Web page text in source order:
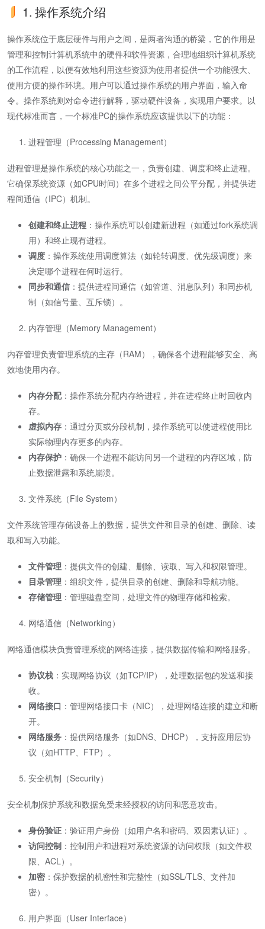
1. 操作系统介绍
操作系统位于底层硬件与用户之间，是两者沟通的桥梁，它的作用是
管理和控制计算机系统中的硬件和软件资源，合理地组织计算机系统
的工作流程，以便有效地利用这些资源为使用者提供一个功能强大、
使用方便的操作环境。用户可以通过操作系统的用户界面，输入命
令。操作系统则对命令进行解释，驱动硬件设备，实现用户要求。以
现代标准而言，一个标准PC的操作系统应该提供以下的功能：
进程管理（Processing Management）
进程管理是操作系统的核心功能之一，负责创建、调度和终止进程。
它确保系统资源（如CPU时间）在多个进程之间公平分配，并提供进
程间通信（IPC）机制。
创建和终止进程 ：操作系统可以创建新进程（如通过fork系统调
用）和终止现有进程。
调度 ：操作系统使用调度算法（如轮转调度、优先级调度）来
决定哪个进程在何时运行。
同步和通信 ：提供进程间通信（如管道、消息队列）和同步机
制（如信号量、互斥锁）。
内存管理（Memory Management）
内存管理负责管理系统的主存（RAM），确保各个进程能够安全、高
效地使用内存。
内存分配：操作系统分配内存给进程，并在进程终止时回收内
存。
虚拟内存 ：通过分页或分段机制，操作系统可以使进程使用比
实际物理内存更多的内存。
内存保护 ：确保一个进程不能访问另一个进程的内存区域，防
止数据泄露和系统崩溃。
文件系统（File System）
文件系统管理存储设备上的数据，提供文件和目录的创建、删除、读
取和写入功能。
文件管理 ：提供文件的创建、删除、读取、写入和权限管理。
目录管理 ：组织文件，提供目录的创建、删除和导航功能。
存储管理 ：管理磁盘空间，处理文件的物理存储和检索。
网络通信（Networking）
网络通信模块负责管理系统的网络连接，提供数据传输和网络服务。
协议栈 ：实现网络协议（如TCP/IP），处理数据包的发送和接
收。
网络接口 ：管理网络接口卡（NIC），处理网络连接的建立和断
开。
网络服务 ：提供网络服务（如DNS、DHCP），支持应用层协
议（如HTTP、FTP）。
安全机制（Security）
安全机制保护系统和数据免受未经授权的访问和恶意攻击。
身份验证 ：验证用户身份（如用户名和密码、双因素认证）。
访问控制 ：控制用户和进程对系统资源的访问权限（如文件权
限、ACL）。
加密 ：保护数据的机密性和完整性（如SSL/TLS、文件加
密）。
用户界面（User Interface）